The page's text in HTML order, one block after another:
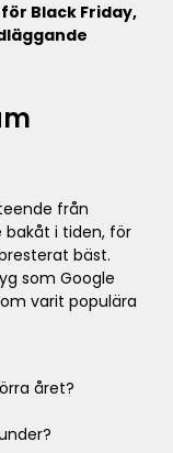
Black Friday,
från
bakåt i tiden, för
bäst.
som Google
varit populära
året?